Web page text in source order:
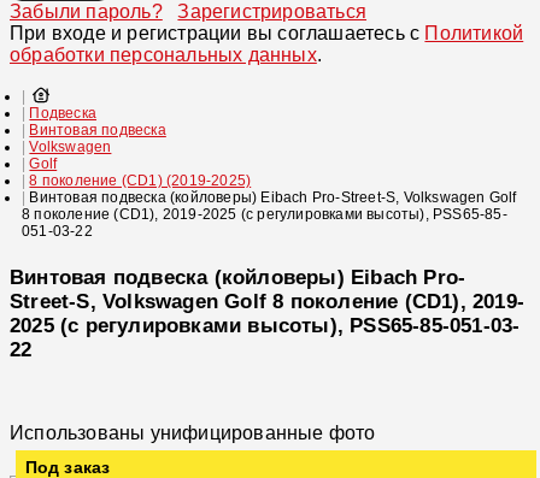
Забыли пароль?
Зарегистрироваться
При входе и регистрации вы соглашаетесь с Политикой
обработки персональных данных.
Подвеска
Винтовая подвеска
Volkswagen
Golf
8 поколение (CD1) (2019-2025)
Винтовая подвеска (койловеры) Eibach Pro-Street-S, Volkswagen Golf
8 поколение (CD1), 2019-2025 (с регулировками высоты), PSS65-85-
051-03-22
Винтовая подвеска (койловеры) Eibach Pro-
Street-S, Volkswagen Golf 8 поколение (CD1), 2019-
2025 (с регулировками высоты), PSS65-85-051-03-
22
Использованы унифицированные фото
Под заказ